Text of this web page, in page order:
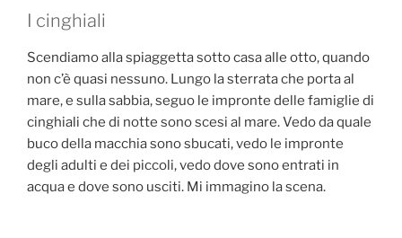
I cinghiali
Scendiamo alla spiaggetta sotto casa alle otto, quando
non c’è quasi nessuno. Lungo la sterrata che porta al
mare, e sulla sabbia, seguo le impronte delle famiglie di
cinghiali che di notte sono scesi al mare. Vedo da quale
buco della macchia sono sbucati, vedo le impronte
degli adulti e dei piccoli, vedo dove sono entrati in
acqua e dove sono usciti. Mi immagino la scena.